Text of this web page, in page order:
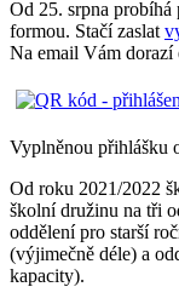
Od 25. srpna
formou. Stačí zaslat
Na email Vám dorazí
Vyplněnou přihlášku
Od roku 2021/2022
školní družinu na tři
oddělení pro starší
(výjimečně déle) a
kapacity).